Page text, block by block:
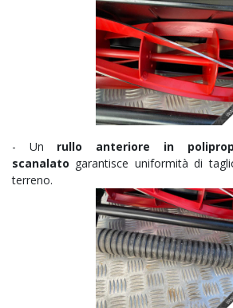
- Un rullo anteriore in
scanalato garantisce uniformità di
terreno.